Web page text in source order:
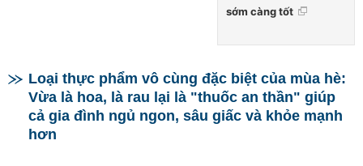
sớm càng tốt
Loại thực phẩm vô cùng đặc biệt của mùa hè:
Vừa là hoa, là rau lại là "thuốc an thần" giúp
cả gia đình ngủ ngon, sâu giấc và khỏe mạnh
hơn